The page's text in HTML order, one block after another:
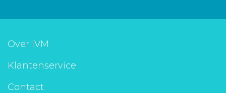
Over IVM
Klantenservice
Contact